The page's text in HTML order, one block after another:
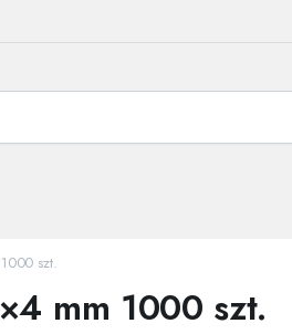
szt.
mm 1000 szt.